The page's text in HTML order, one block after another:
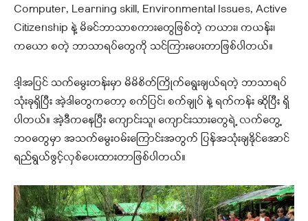
Computer, Learning skill, Environmental Issues, Active
Citizenship နဲ့ မိခင်ဘာသာစကားတွေဖြစ်တဲ့ ကယား၊ ကယန်း၊
ကယော စတဲ့ ဘာသာရပ်တွေကို သင်ကြားပေးတာဖြစ်ပါတယ်။
ဒါ့အပြင် သက်မွေးတန်းမှာ မိမိစိတ်ကြိုက်ရွေးချယ်ရတဲ့ ဘာသာရပ်
သုံးခုရှိပြီး အဲ့ဒါတွေကတော့ စက်ပြင်၊ စက်ချုပ် နဲ့ ရက်ကန်း ဆိုပြီး ရှိ
ပါတယ်။ အဲ့ဒီကနေပြီး ကျောင်းသူ၊ ကျောင်းသားတွေရဲ့ လက်တွေ့
ဘဝတွေမှာ အသက်မွေးဝမ်းကြောင်းအတွက် ပြန်အသုံးချနိုင်အောင်
ရည်ရွယ်ဖွင့်လှစ်ပေးထားတာဖြစ်ပါတယ်။